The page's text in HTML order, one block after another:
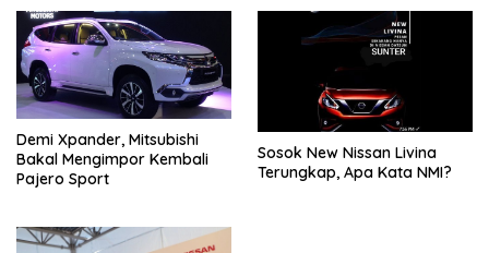
Demi Xpander, Mitsubishi
Bakal Mengimpor Kembali
Pajero Sport
Sosok New Nissan Livina
Terungkap, Apa Kata NMI?